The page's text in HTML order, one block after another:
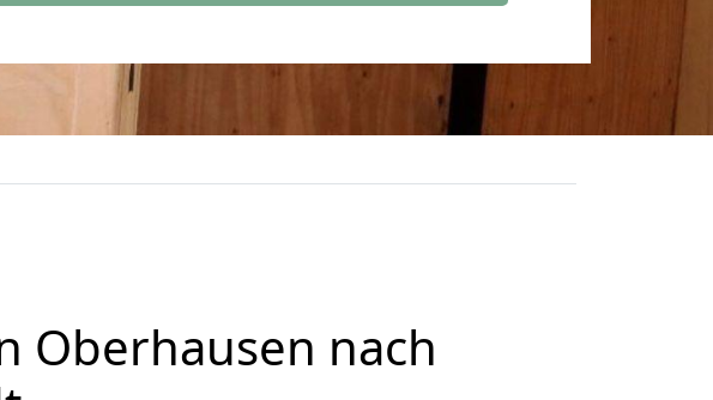
Oberhausen nach